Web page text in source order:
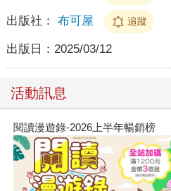
出版社： 布可屋 追蹤
出版日： 2025/03/12
活動訊息
閱讀漫遊錄-2026上半年暢銷榜